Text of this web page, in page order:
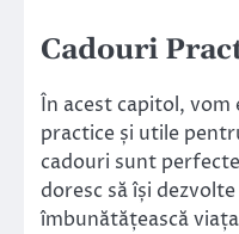
Cadouri
În acest capitol, vom
practice și utile
cadouri sunt
doresc să își
îmbunătățească